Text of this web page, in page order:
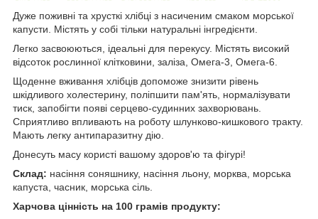
Дуже поживні та хрусткі хлібці з насиченим смаком морської
капусти. Містять у собі тільки натуральні інгредієнти.
Легко засвоюються, ідеальні для перекусу. Містять високий
відсоток рослинної клітковини, заліза, Омега-3, Омега-6.
Щоденне вживання хлібців допоможе знизити рівень
шкідливого холестерину, поліпшити пам'ять, нормалізувати
тиск, запобігти появі серцево-судинних захворювань.
Сприятливо впливають на роботу шлунково-кишкового тракту.
Мають легку антипаразитну дію.
Донесуть масу користі вашому здоров'ю та фігурі!
Склад: насіння соняшнику, насіння льону, морква, морська
капуста, часник, морська сіль.
Харчова цінність на 100 грамів продукту: